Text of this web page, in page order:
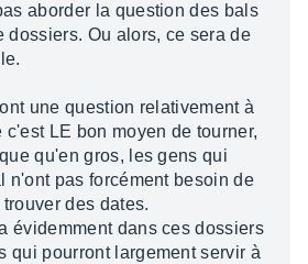
aborder la question des bals
dossiers. Ou alors, ce sera de
une question relativement à
c'est LE bon moyen de tourner,
qu'en gros, les gens qui
n'ont pas forcément besoin de
des dates.
évidemment dans ces dossiers
qui pourront largement servir à